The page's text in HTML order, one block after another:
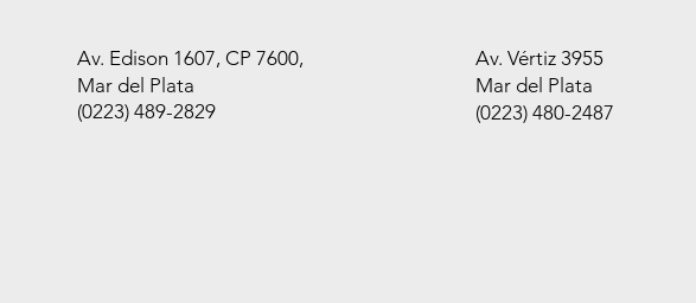
Av. Edison 1607, CP 7600,
Mar del Plata
(0223) 489-2829
Av. Vértiz 3955
Mar del Plata
(0223) 480-2487